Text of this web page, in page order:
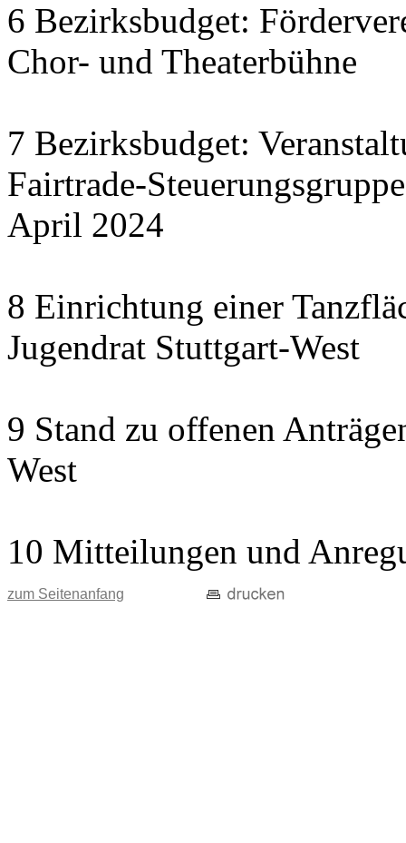
6 Bezirksbudget:
Chor- und Theaterbühne
7 Bezirksbudget:
Fairtrade-
April 2024
8 Einrichtung einer
Jugendrat Stuttgart-West
9 Stand zu offenen
West
10 Mitteilungen und
zum Seitenanfang